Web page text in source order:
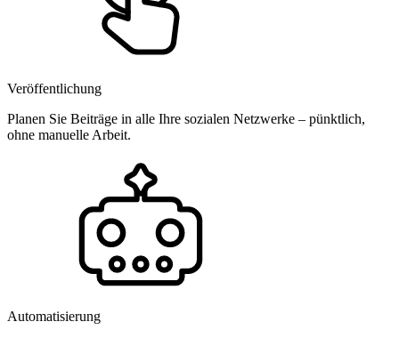
Veröffentlichung
Planen Sie Beiträge in alle Ihre sozialen Netzwerke – pünktlich,
ohne manuelle Arbeit.
Automatisierung